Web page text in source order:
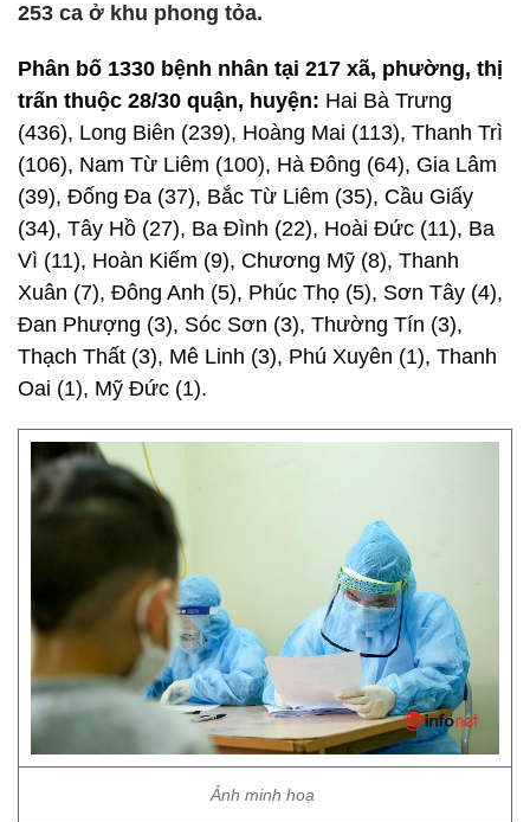
253 ca ở khu phong tỏa.
Phân bố 1330 bệnh nhân tại 217 xã, phường, thị
trấn thuộc 28/30 quận, huyện: Hai Bà Trưng
(436), Long Biên (239), Hoàng Mai (113), Thanh Trì
(106), Nam Từ Liêm (100), Hà Đông (64), Gia Lâm
(39), Đống Đa (37), Bắc Từ Liêm (35), Cầu Giấy
(34), Tây Hồ (27), Ba Đình (22), Hoài Đức (11), Ba
Vì (11), Hoàn Kiếm (9), Chương Mỹ (8), Thanh
Xuân (7), Đông Anh (5), Phúc Thọ (5), Sơn Tây (4),
Đan Phượng (3), Sóc Sơn (3), Thường Tín (3),
Thạch Thất (3), Mê Linh (3), Phú Xuyên (1), Thanh
Oai (1), Mỹ Đức (1).
Ảnh minh hoạ